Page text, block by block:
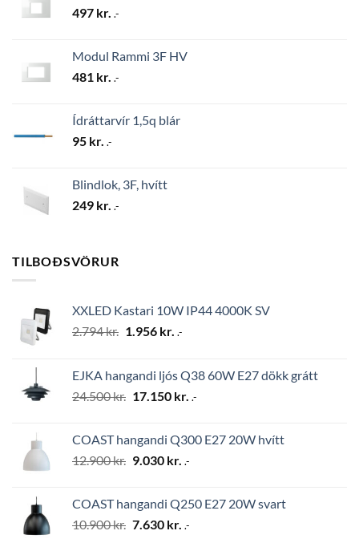
497 kr. .-
Modul Rammi 3F HV
481 kr. .-
Ídráttarvír 1,5q blár
95 kr. .-
Blindlok, 3F, hvítt
249 kr. .-
TILBOÐSVÖRUR
XXLED Kastari 10W IP44 4000K SV
2.794kr. Original
2.794 kr..
1.956 kr. Current
1.956 kr..
.-
EJKA hangandi ljós Q38 60W E27 dökk grátt
24.500kr. Original
24.500 kr..
17.150 kr. Current
17.150 kr..
.-
COAST hangandi Q300 E27 20W hvítt
12.900kr. Original
12.900 kr..
9.030 kr. Current
9.030 kr..
.-
COAST hangandi Q250 E27 20W svart
10.900kr. Original
7.630 kr. Current
.-